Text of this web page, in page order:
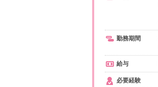
勤務期間
給与
必要経験